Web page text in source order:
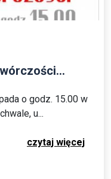
o godz. 15.00 w
u...
czytaj więcej